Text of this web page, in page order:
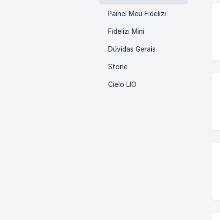
Painel Meu Fidelizi
Fidelizi Mini
Dúvidas Gerais
Stone
Cielo LIO